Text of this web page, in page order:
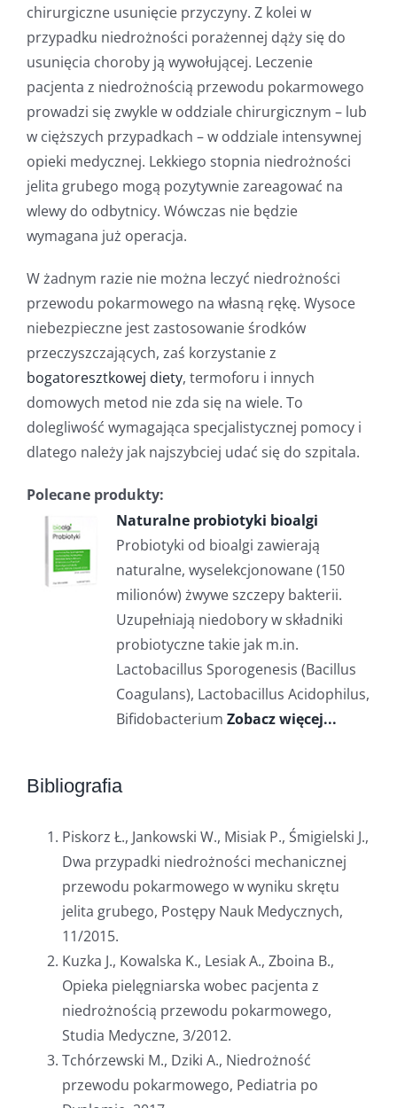
chirurgiczne usunięcie przyczyny. Z kolei w
przypadku niedrożności porażennej dąży się do
usunięcia choroby ją wywołującej. Leczenie
pacjenta z niedrożnością przewodu pokarmowego
prowadzi się zwykle w oddziale chirurgicznym – lub
w cięższych przypadkach – w oddziale intensywnej
opieki medycznej. Lekkiego stopnia niedrożności
jelita grubego mogą pozytywnie zareagować na
wlewy do odbytnicy. Wówczas nie będzie
wymagana już operacja.
W żadnym razie nie można leczyć niedrożności
przewodu pokarmowego na własną rękę. Wysoce
niebezpieczne jest zastosowanie środków
przeczyszczających, zaś korzystanie z
bogatoresztkowej diety, termoforu i innych
domowych metod nie zda się na wiele. To
dolegliwość wymagająca specjalistycznej pomocy i
dlatego należy jak najszybciej udać się do szpitala.
Polecane produkty:
Naturalne probiotyki bioalgi
Probiotyki od bioalgi zawierają
naturalne, wyselekcjonowane (150
milionów) żwywe szczepy bakterii.
Uzupełniają niedobory w składniki
probiotyczne takie jak m.in.
Lactobacillus Sporogenesis (Bacillus
Coagulans), Lactobacillus Acidophilus,
Bifidobacterium Zobacz więcej...
Bibliografia
Piskorz Ł., Jankowski W., Misiak P., Śmigielski J.,
Dwa przypadki niedrożności mechanicznej
przewodu pokarmowego w wyniku skrętu
jelita grubego, Postępy Nauk Medycznych,
11/2015.
Kuzka J., Kowalska K., Lesiak A., Zboina B.,
Opieka pielęgniarska wobec pacjenta z
niedrożnością przewodu pokarmowego,
Studia Medyczne, 3/2012.
Tchórzewski M., Dziki A., Niedrożność
przewodu pokarmowego, Pediatria po